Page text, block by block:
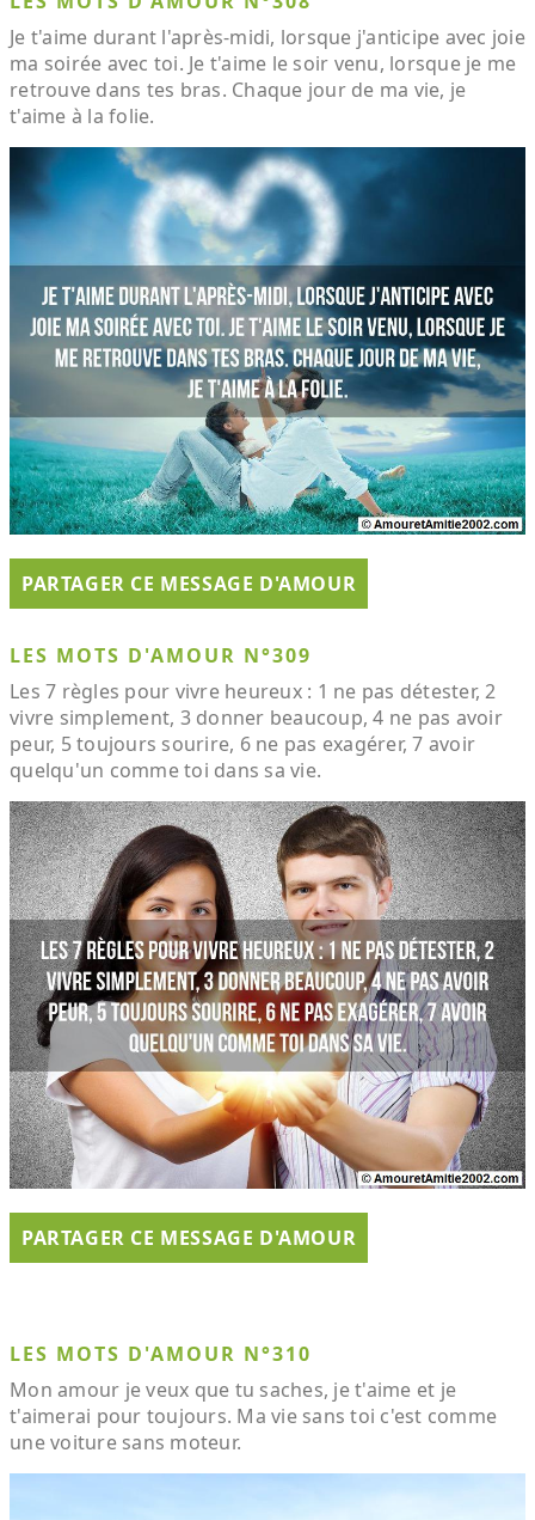
Je t'aime durant l'après-midi, lorsque j'anticipe avec joie
ma soirée avec toi. Je t'aime le soir venu, lorsque je me
retrouve dans tes bras. Chaque jour de ma vie, je
t'aime à la folie.
PARTAGER CE MESSAGE D'AMOUR
LES MOTS D'AMOUR N°309
Les 7 règles pour vivre heureux : 1 ne pas détester, 2
vivre simplement, 3 donner beaucoup, 4 ne pas avoir
peur, 5 toujours sourire, 6 ne pas exagérer, 7 avoir
quelqu'un comme toi dans sa vie.
PARTAGER CE MESSAGE D'AMOUR
LES MOTS D'AMOUR N°310
Mon amour je veux que tu saches, je t'aime et je
t'aimerai pour toujours. Ma vie sans toi c'est comme
une voiture sans moteur.